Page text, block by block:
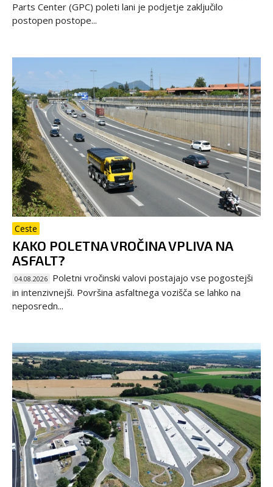
Parts Center (GPC) poleti lani je podjetje zaključilo
postopen postope...
Ceste
KAKO POLETNA VROČINA VPLIVA NA
ASFALT?
04.08.2026 Poletni vročinski valovi postajajo vse pogostejši
in intenzivnejši. Površina asfaltnega vozišča se lahko na
neposredn...